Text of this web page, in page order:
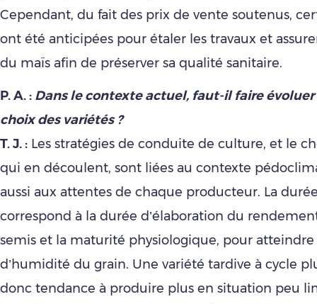
Cependant, du fait des prix de vente soutenus,
ont été anticipées pour étaler les travaux et
du maïs afin de préserver sa qualité sanitaire.
P. A. : Dans le contexte actuel, faut-il faire évoluer
choix des variétés ?
T. J. : Les stratégies de conduite de culture, et le
qui en découlent, sont liées au contexte
aussi aux attentes de chaque producteur. La
correspond à la durée d’élaboration du
semis et la maturité physiologique, pour atteindre
d’humidité du grain. Une variété tardive à cycle
donc tendance à produire plus en situation peu